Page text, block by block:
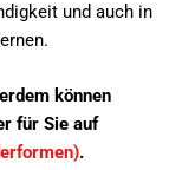
und auch in
können
für Sie auf
.